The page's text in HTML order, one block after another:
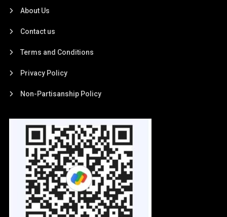
About Us
Contact us
Terms and Conditions
Privacy Policy
Non-Partisanship Policy